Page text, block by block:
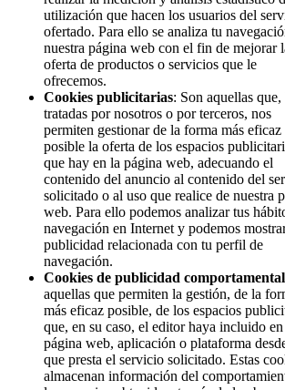
utilización que hacen los usuarios del
ofertado. Para ello se analiza tu
nuestra página web con el fin de mejorar
oferta de productos o servicios que le
ofrecemos.
Cookies publicitarias: Son aquellas que,
tratadas por nosotros o por terceros, nos
permiten gestionar de la forma más eficaz
posible la oferta de los espacios
que hay en la página web, adecuando el
contenido del anuncio al contenido del
solicitado o al uso que realice de nuestra
web. Para ello podemos analizar tus
navegación en Internet y podemos
publicidad relacionada con tu perfil de
navegación.
Cookies de publicidad comportamental
aquellas que permiten la gestión, de la
más eficaz posible, de los espacios
que, en su caso, el editor haya incluido en
página web, aplicación o plataforma
que presta el servicio solicitado. Estas
almacenan información del